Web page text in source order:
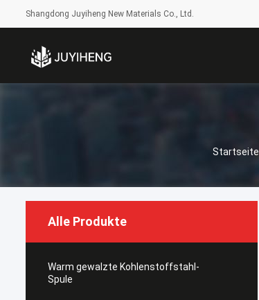
Shangdong Juyiheng New Materials Co., Ltd.
Startseite
Alle Produkte
Warm gewalzte Kohlenstoffstahl-
Spule